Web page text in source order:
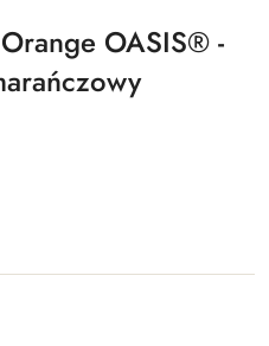
OASIS® -